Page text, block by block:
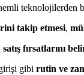
teknolojilerden
takip etmesi,
satış fırsatlarını
gibi rutin ve